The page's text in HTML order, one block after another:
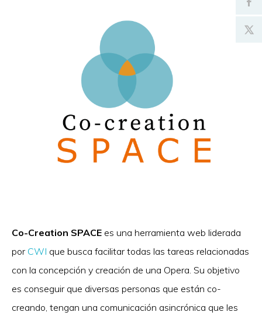
Co-Creation SPACE es una herramienta web liderada
por CWI que busca facilitar todas las tareas relacionadas
con la concepción y creación de una Opera. Su objetivo
es conseguir que diversas personas que están co-
creando, tengan una comunicación asincrónica que les